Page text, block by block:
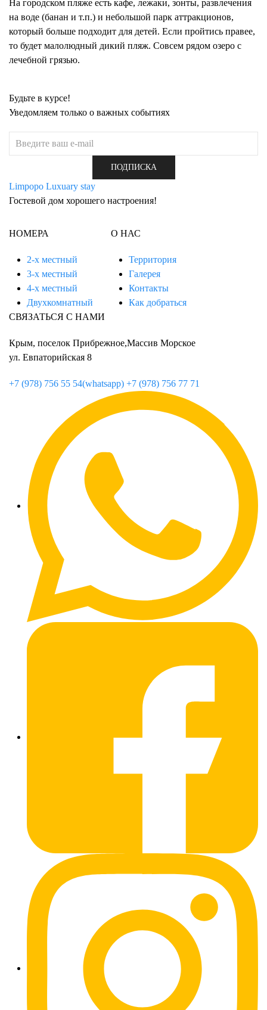
На городском пляже есть кафе, лежаки, зонты, развлечения
на воде (банан и т.п.) и небольшой парк аттракционов,
который больше подходит для детей. Если пройтись правее,
то будет малолюдный дикий пляж. Совсем рядом озеро с
лечебной грязью.
Будьте в курсе!
Уведомляем только о важных событиях
Limpopo Luxuary stay
Гостевой дом хорошего настроения!
НОМЕРА
2-х местный
3-х местный
4-х местный
Двухкомнатный
О НАС
Территория
Галерея
Контакты
Как добраться
СВЯЗАТЬСЯ С НАМИ
Крым, поселок Прибрежное,Массив Морское
ул. Евпаторийская 8
+7 (978) 756 55 54(whatsapp) +7 (978) 756 77 71